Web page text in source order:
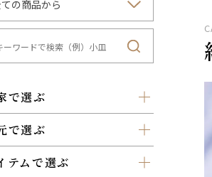
で選ぶ
で選ぶ
テムで選ぶ